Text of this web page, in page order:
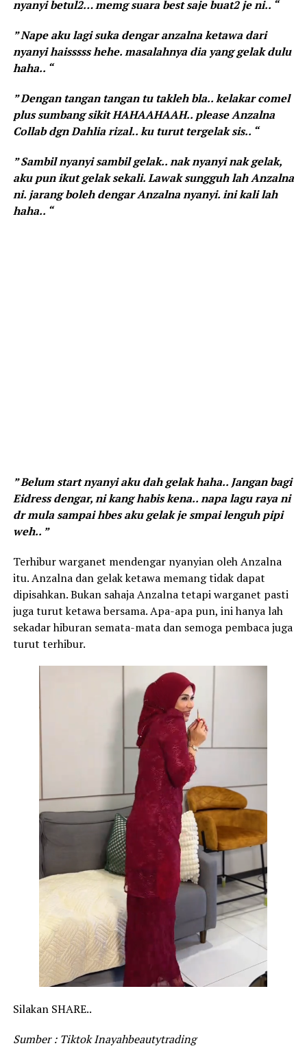
nyanyi betul2… memg suara best saje buat2 je ni.. “
” Nape aku lagi suka dengar anzalna ketawa dari
nyanyi haisssss hehe. masalahnya dia yang gelak dulu
haha.. “
” Dengan tangan tangan tu takleh bla.. kelakar comel
plus sumbang sikit HAHAAHAAH.. please Anzalna
Collab dgn Dahlia rizal.. ku turut tergelak sis.. “
” Sambil nyanyi sambil gelak.. nak nyanyi nak gelak,
aku pun ikut gelak sekali. Lawak sungguh lah Anzalna
ni. jarang boleh dengar Anzalna nyanyi. ini kali lah
haha.. “
” Belum start nyanyi aku dah gelak haha.. Jangan bagi
Eidress dengar, ni kang habis kena.. napa lagu raya ni
dr mula sampai hbes aku gelak je smpai lenguh pipi
weh.. ”
Terhibur warganet mendengar nyanyian oleh Anzalna
itu. Anzalna dan gelak ketawa memang tidak dapat
dipisahkan. Bukan sahaja Anzalna tetapi warganet pasti
juga turut ketawa bersama. Apa-apa pun, ini hanya lah
sekadar hiburan semata-mata dan semoga pembaca juga
turut terhibur.
Silakan SHARE..
Sumber : Tiktok Inayahbeautytrading